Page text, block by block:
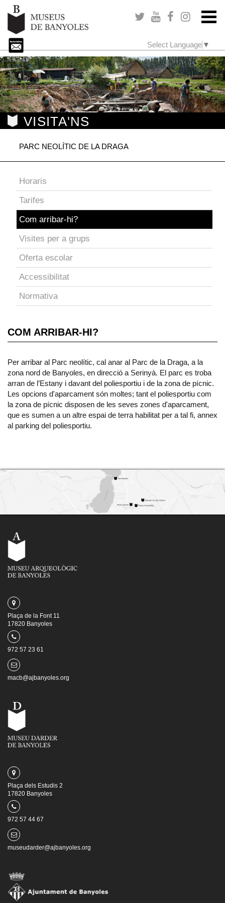
Select Language ▼
VISITA'NS
PARC NEOLÍTIC DE LA DRAGA
Horaris
Tarifes
Com arribar-hi?
Visites per a grups
Oferta escolar
Accessibilitat
Normativa
COM ARRIBAR-HI?
Per arribar al Parc neolític, cal anar al Parc de la Draga, a la
zona nord de Banyoles, en direcció a Serinyà. El parc es troba
arran de l’Estany i davant del poliesportiu i de la zona de pícnic.
Les opcions d'aparcament són moltes; tant el poliesportiu com
la zona de pícnic disposen de les seves zones d'aparcament,
que es sumen a un altre espai de terra habilitat per a tal fi, annex
al parking del poliesportiu.
Plaça de la Font 11
17820 Banyoles
972 57 23 61
macb@ajbanyoles.org
Plaça dels Estudis 2
17820 Banyoles
972 57 44 67
museudarder@ajbanyoles.org